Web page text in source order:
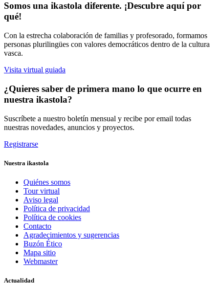
Somos una ikastola diferente. ¡Descubre aquí por
qué!
Con la estrecha colaboración de familias y profesorado, formamos
personas plurilingües con valores democráticos dentro de la cultura
vasca.
Visita virtual guiada
¿Quieres saber de primera mano lo que ocurre en
nuestra ikastola?
Suscríbete a nuestro boletín mensual y recibe por email todas
nuestras novedades, anuncios y proyectos.
Registrarse
Nuestra ikastola
Quiénes somos
Tour virtual
Aviso legal
Política de privacidad
Política de cookies
Contacto
Agradecimientos y sugerencias
Buzón Ético
Mapa sitio
Webmaster
Actualidad